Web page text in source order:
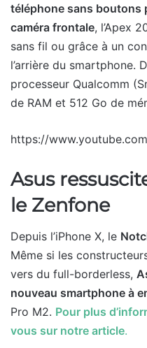
téléphone sans boutons
caméra frontale, l’Apex
sans fil ou grâce à un
l’arrière du smartphone.
processeur Qualcomm
de RAM et 512 Go de
https://
Asus
le Zenfone
Depuis l’iPhone X, le
Même si les
vers du full-borderless,
nouveau smartphone à
Pro M2. Pour plus
vous sur notre article.